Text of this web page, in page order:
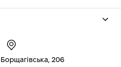
206